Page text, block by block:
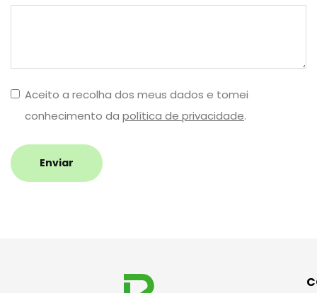
Aceito a recolha dos meus dados e tomei
conhecimento da política de privacidade.
Enviar